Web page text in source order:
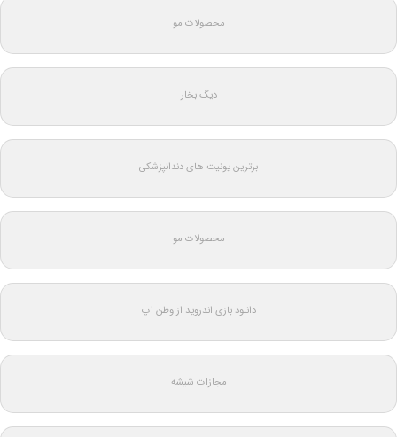
محصولات مو
دیگ بخار
برترین یونیت های دندانپزشکی
محصولات مو
دانلود بازی اندروید از وطن اپ
مجازات شیشه